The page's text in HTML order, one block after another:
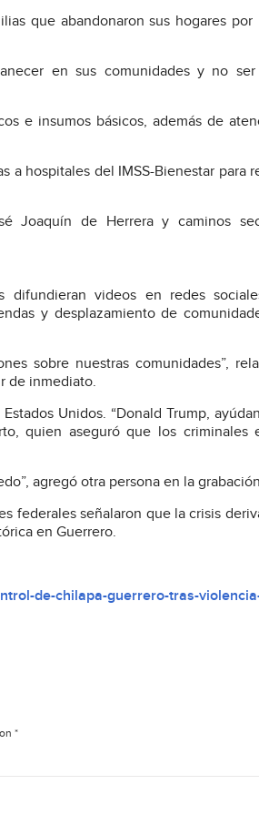
que abandonaron sus hogares por
en sus comunidades y no ser
e insumos básicos, además de
a hospitales del IMSS-Bienestar para
Joaquín de Herrera y caminos
difundieran videos en redes
y desplazamiento de
sobre nuestras comunidades”,
de inmediato.
Unidos. “Donald Trump,
quien aseguró que los criminales
agregó otra persona en la
federales señalaron que la crisis
en Guerrero.
de-chilapa-guerrero-tras-
*